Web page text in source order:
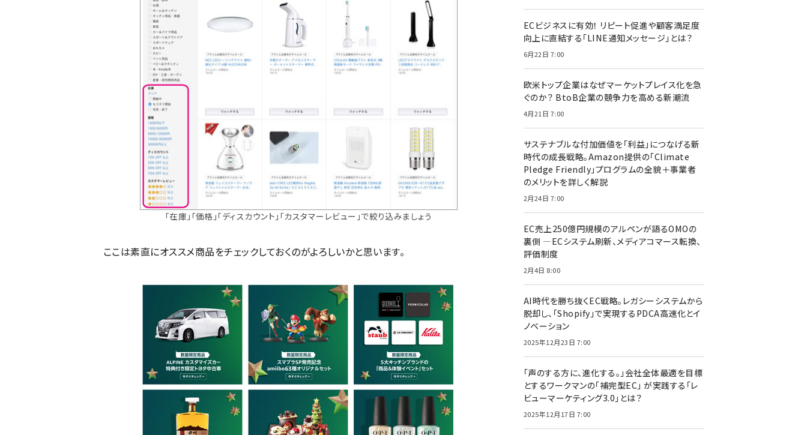
「在庫」「価格」「ディスカウント」「カスタマーレビュー」で絞り込みましょう
ここは素直にオススメ商品をチェックしておくのがよろしいかと思います。
ECビジネスに有効！ リピート促進や顧客満足度
向上に直結する「LINE通知メッセージ」とは？
6月22日 7:00
欧米トップ企業はなぜマーケットプレイス化を急
ぐのか？ BtoB企業の競争力を高める新潮流
4月21日 7:00
サステナブルな付加価値を「利益」につなげる新
時代の成長戦略。Amazon提供の「Climate
Pledge Friendly」プログラムの全貌＋事業者
のメリットを詳しく解説
2月24日 7:00
EC売上250億円規模のアルペンが語るOMOの
裏側 ―ECシステム刷新、メディアコマース転換、
評価制度
2月4日 8:00
AI時代を勝ち抜くEC戦略。レガシーシステムから
脱却し、「Shopify」で実現するPDCA高速化とイ
ノベーション
2025年12月23日 7:00
「声のする方に、進化する。」会社全体最適を目標
とするワークマンの「補完型EC」 が実践する「レ
ビューマーケティング3.0」とは？
2025年12月17日 7:00